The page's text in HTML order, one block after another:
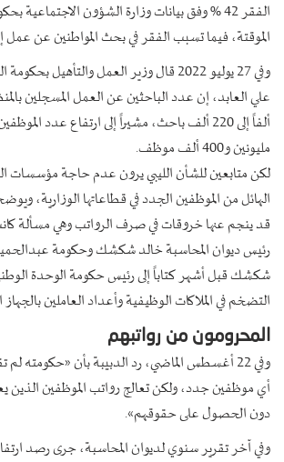
الفقر 42 % وفق بيانات وزارة الشؤون الاجتماعية
الموقتة، فيما تسبب الفقر في بحث المواطنين عن عمل
وفي 27 يوليو 2022 قال وزير العمل والتأهيل
ألفاً إلى 220 ألف باحث، مشيراً إلى ارتفاع عدد
مليونين و400 ألف موظف.
لكن متابعين للشأن الليبي يرون عدم حاجة مؤسسات
الهائل من الموظفين الجدد في قطاعاتها الوزارية،
قد ينجم عنها خروقات في صرف الرواتب وهي مسألة
رئيس ديوان المحاسبة خالد شكشك وحكومة
شكشك قبل أشهر كتاباً إلى رئيس حكومة الوحدة
التضخم في الملاكات الوظيفية وأعداد العاملين بالجهاز
المحرومون من رواتبهم
وفي 22 أغسطس الماضي، رد الدبيبة بأن «حكومته لم
أي موظفين جدد، ولكن تعالج رواتب الموظفين الذين
دون الحصول على حقوقهم».
وفي آخر تقرير سنوي لديوان المحاسبة، جرى رصد